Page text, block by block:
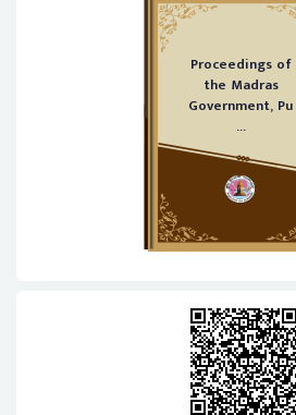
Proceedings of
the Madras
Government, Pu
...